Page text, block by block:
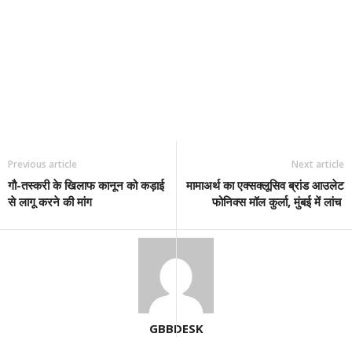
Previous article
गौ-तस्करी के खिलाफ कानून को कड़ाई
से लागू करने की मांग
Next article
मामाअर्थ का एक्सक्लूसिव ब्रांड आउलेट
फोनिक्स मॉल कुर्ला, मुंबई में लांच
GBBDESK